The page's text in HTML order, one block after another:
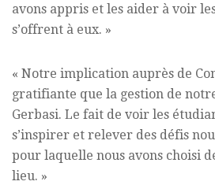
avons appris et les aider à voir
s’offrent à eux. »
« Notre implication auprès de
gratifiante que la gestion de
Gerbasi. Le fait de voir les
s’inspirer et relever des défis
pour laquelle nous avons choisi
lieu. »